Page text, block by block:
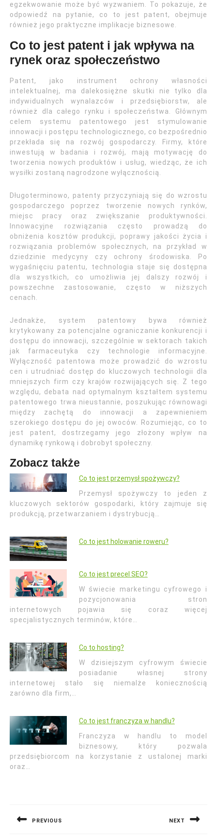
egzekwowanie może być wyzwaniem. To pokazuje, że
odpowiedź na pytanie, co to jest patent, obejmuje
również jego praktyczne implikacje biznesowe.
Co to jest patent i jak wpływa na
rynek oraz społeczeństwo
Patent, jako instrument ochrony własności
intelektualnej, ma dalekosiężne skutki nie tylko dla
indywidualnych wynalazców i przedsiębiorstw, ale
również dla całego rynku i społeczeństwa. Głównym
celem systemu patentowego jest stymulowanie
innowacji i postępu technologicznego, co bezpośrednio
przekłada się na rozwój gospodarczy. Firmy, które
inwestują w badania i rozwój, mają motywację do
tworzenia nowych produktów i usług, wiedząc, że ich
wysiłki zostaną nagrodzone wyłącznością.
Długoterminowo, patenty przyczyniają się do wzrostu
gospodarczego poprzez tworzenie nowych rynków,
miejsc pracy oraz zwiększanie produktywności.
Innowacyjne rozwiązania często prowadzą do
obniżenia kosztów produkcji, poprawy jakości życia i
rozwiązania problemów społecznych, na przykład w
dziedzinie medycyny czy ochrony środowiska. Po
wygaśnięciu patentu, technologia staje się dostępna
dla wszystkich, co umożliwia jej dalszy rozwój i
powszechne zastosowanie, często w niższych
cenach.
Jednakże, system patentowy bywa również
krytykowany za potencjalne ograniczanie konkurencji i
dostępu do innowacji, szczególnie w sektorach takich
jak farmaceutyka czy technologie informacyjne.
Wyłączność patentowa może prowadzić do wzrostu
cen i utrudniać dostęp do kluczowych technologii dla
mniejszych firm czy krajów rozwijających się. Z tego
względu, debata nad optymalnym kształtem systemu
patentowego trwa nieustannie, poszukując równowagi
między zachętą do innowacji a zapewnieniem
szerokiego dostępu do jej owoców. Rozumiejąc, co to
jest patent, dostrzegamy jego złożony wpływ na
dynamikę rynkową i dobrobyt społeczny.
Zobacz także
Co to jest przemysł spożywczy?
Przemysł spożywczy to jeden z
kluczowych sektorów gospodarki, który zajmuje się
produkcją, przetwarzaniem i dystrybucją…
Co to jest holowanie roweru?
Co to jest precel SEO?
W świecie marketingu cyfrowego i
pozycjonowania stron
internetowych pojawia się coraz więcej
specjalistycznych terminów, które…
Co to hosting?
W dzisiejszym cyfrowym świecie
posiadanie własnej strony
internetowej stało się niemalże koniecznością
zarówno dla firm,…
Co to jest franczyza w handlu?
Franczyza w handlu to model
biznesowy, który pozwala
przedsiębiorcom na korzystanie z ustalonej marki
oraz…
PREVIOUS NEXT